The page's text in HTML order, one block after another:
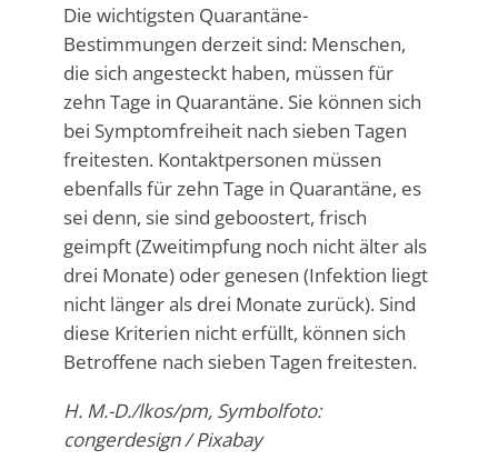
Die wichtigsten Quarantäne-
Bestimmungen derzeit sind: Menschen,
die sich angesteckt haben, müssen für
zehn Tage in Quarantäne. Sie können sich
bei Symptomfreiheit nach sieben Tagen
freitesten. Kontaktpersonen müssen
ebenfalls für zehn Tage in Quarantäne, es
sei denn, sie sind geboostert, frisch
geimpft (Zweitimpfung noch nicht älter als
drei Monate) oder genesen (Infektion liegt
nicht länger als drei Monate zurück). Sind
diese Kriterien nicht erfüllt, können sich
Betroffene nach sieben Tagen freitesten.
H. M.-D./lkos/pm, Symbolfoto:
congerdesign / Pixabay